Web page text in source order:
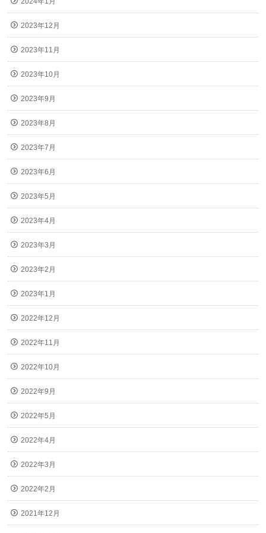
2023年12月
2023年11月
2023年10月
2023年9月
2023年8月
2023年7月
2023年6月
2023年5月
2023年4月
2023年3月
2023年2月
2023年1月
2022年12月
2022年11月
2022年10月
2022年9月
2022年5月
2022年4月
2022年3月
2022年2月
2021年12月